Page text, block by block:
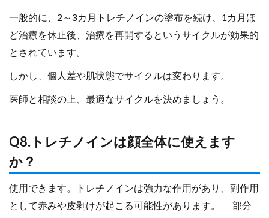
一般的に、2～3カ月トレチノインの塗布を続け、1カ月ほ
ど治療を休止後、治療を再開するというサイクルが効果的
とされています。
しかし、個人差や肌状態でサイクルは変わります。
医師と相談の上、最適なサイクルを決めましょう。
Q8.トレチノインは顔全体に使えます
か？
使用できます。トレチノインは強力な作用があり、副作用
として赤みや皮剥けが起こる可能性があります。 部分